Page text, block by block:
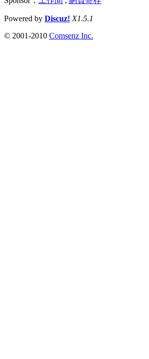
Powered by Discuz! X1.5.1
© 2001-2010 Comsenz Inc.